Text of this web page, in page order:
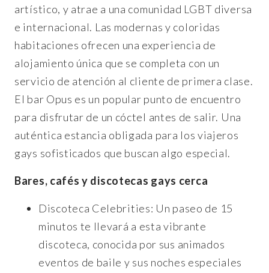
artístico, y atrae a una comunidad LGBT diversa
e internacional. Las modernas y coloridas
habitaciones ofrecen una experiencia de
alojamiento única que se completa con un
servicio de atención al cliente de primera clase.
El bar Opus es un popular punto de encuentro
para disfrutar de un cóctel antes de salir. Una
auténtica estancia obligada para los viajeros
gays sofisticados que buscan algo especial.
Bares, cafés y discotecas gays cerca
Discoteca Celebrities: Un paseo de 15
minutos te llevará a esta vibrante
discoteca, conocida por sus animados
eventos de baile y sus noches especiales